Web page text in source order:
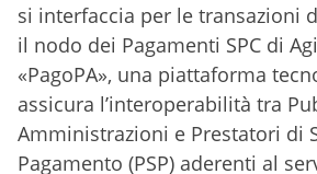
si interfaccia per le transazioni
il nodo dei Pagamenti SPC di
«PagoPA», una piattaforma
assicura l’interoperabilità tra
Amministrazioni e Prestatori di
Pagamento (PSP) aderenti al